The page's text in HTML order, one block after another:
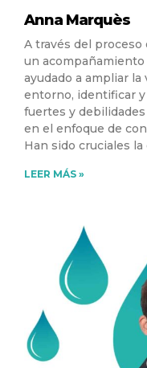
Anna Marquès
A través del
un
ayudado a ampliar
entorno, identificar
fuertes y
en el enfoque de
Han sido cruciales
LEER MÁS »